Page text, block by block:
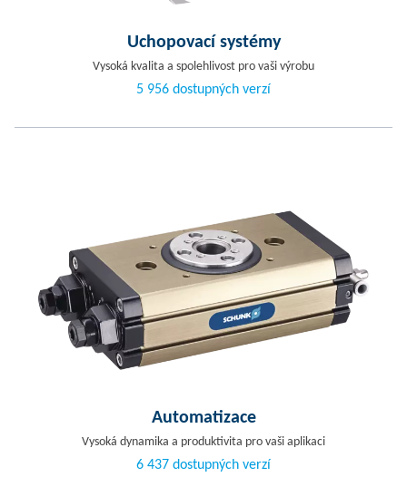
Uchopovací systémy
Vysoká kvalita a spolehlivost pro vaši výrobu
5 956 dostupných verzí
Automatizace
Vysoká dynamika a produktivita pro vaši aplikaci
6 437 dostupných verzí